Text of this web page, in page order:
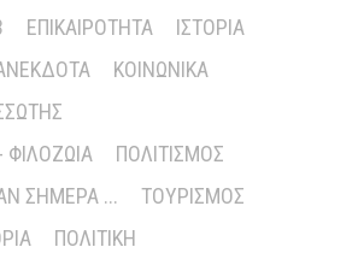
ΕΠΙΚΑΙΡΌΤΗΤΑ
ΙΣΤΟΡΊΑ
ΚΟΙΝΩΝΙΚΆ
ΠΟΛΙΤΙΣΜΌΣ
ΣΉΜΕΡΑ ...
ΤΟΥΡΙΣΜΌΣ
ΠΟΛΙΤΙΚΉ